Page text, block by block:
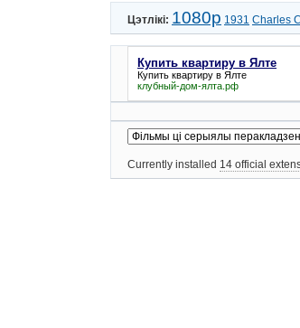
Цэтлікі: 1080p 1931 Charles
Купить квартиру в Ялте
Купить квартиру в Ялте
клубный-дом-ялта.рф
Currently installed 14 official